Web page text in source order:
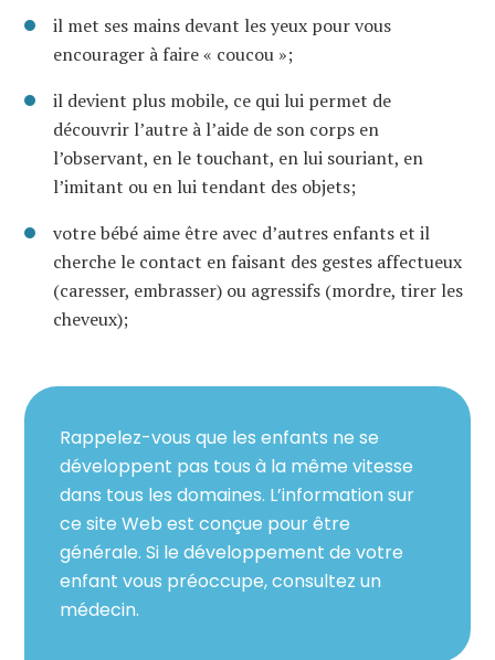
il met ses mains devant les yeux pour vous
encourager à faire « coucou »;
il devient plus mobile, ce qui lui permet de
découvrir l’autre à l’aide de son corps en
l’observant, en le touchant, en lui souriant, en
l’imitant ou en lui tendant des objets;
votre bébé aime être avec d’autres enfants et il
cherche le contact en faisant des gestes affectueux
(caresser, embrasser) ou agressifs (mordre, tirer les
cheveux);
Rappelez-vous que les enfants ne se
développent pas tous à la même vitesse
dans tous les domaines. L’information sur
ce site Web est conçue pour être
générale. Si le développement de votre
enfant vous préoccupe, consultez un
médecin.